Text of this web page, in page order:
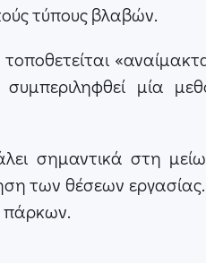
τύπους βλαβών.
μία
σημαντικά στη
των θέσεων
πάρκων.